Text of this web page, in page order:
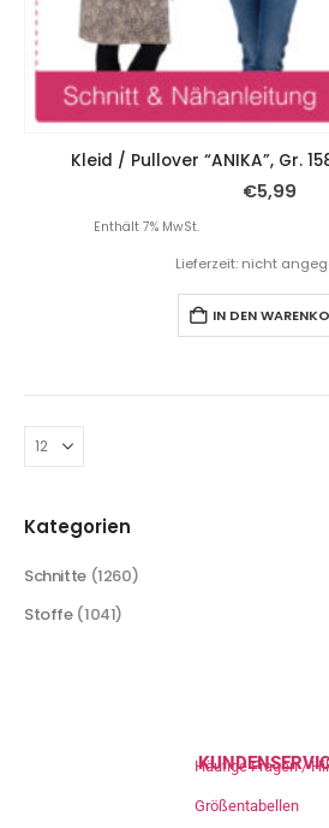
Kleid / Pullover “ANIKA”, Gr.
€5,99
Enthält 7% MwSt.
Lieferzeit: nicht
IN DEN
Kategorien
Schnitte (1260)
Stoffe (1041)
Häufige Fragen /
Größentabellen